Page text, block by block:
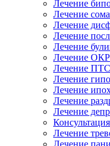
Лечение
Лечение
Лечение
Лечение
Лечение
Лечение ОКР
Лечение
Лечение
Лечение
Лечение
Лечение
Лечение
Лечение